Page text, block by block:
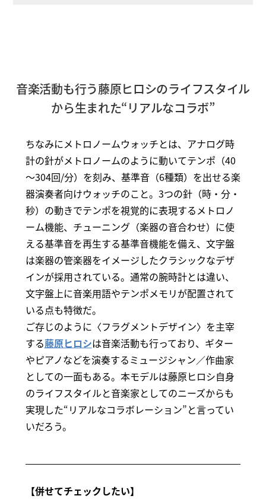
音楽活動も行う藤原ヒロシのライフスタイル
から生まれた“リアルなコラボ”
ちなみにメトロノームウォッチとは、アナログ時
計の針がメトロノームのように動いてテンポ（40
～304回/分）を刻み、基準音（6種類）を出せる楽
器演奏者向けウォッチのこと。3つの針（時・分・
秒）の動きでテンポを視覚的に表現するメトロノ
ーム機能、チューニング（楽器の音合わせ）に使
える基準音を再生する基準音機能を備え、文字盤
は楽器の管楽器をイメージしたクラシックなデザ
インが採用されている。通常の腕時計とは違い、
文字盤上に音楽用語やテンポメモリが配置されて
いる点も特徴だ。
ご存じのように〈フラグメントデザイン〉を主宰
する藤原ヒロシは音楽活動も行っており、ギター
やピアノなどを演奏するミュージシャン／作曲家
としての一面もある。本モデルは藤原ヒロシ自身
のライフスタイルと音楽家としてのニーズからも
実現した“リアルなコラボレーション”と言ってい
いだろう。
【併せてチェックしたい】